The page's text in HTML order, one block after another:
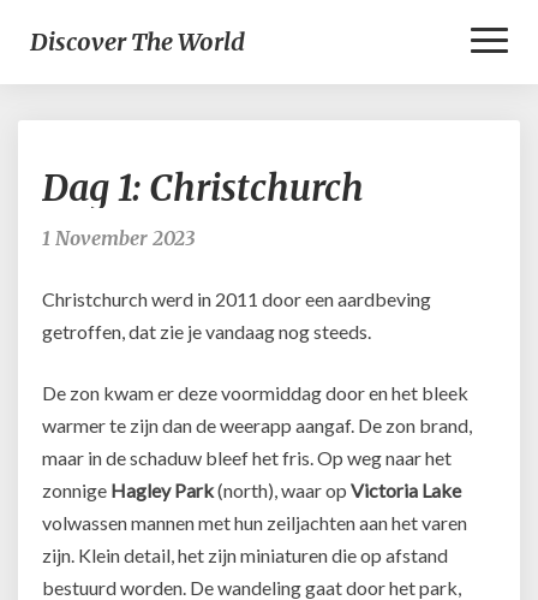
Discover The World
1:
Christchurch
Dag 1: Christchurch
1 November 2023
Christchurch werd in 2011 door een aardbeving
getroffen, dat zie je vandaag nog steeds.
De zon kwam er deze voormiddag door en het bleek
warmer te zijn dan de weerapp aangaf. De zon brand,
maar in de schaduw bleef het fris. Op weg naar het
zonnige Hagley Park(north), waar op Victoria Lake
volwassen mannen met hun zeiljachten aan het varen
zijn. Klein detail, het zijn miniaturen die op afstand
bestuurd worden. De wandeling gaat door het park,